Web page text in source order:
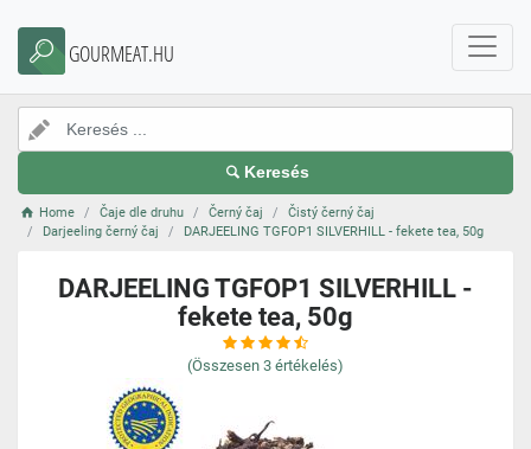
GOURMEAT.HU
Keresés
Home Čaje dle druhu Černý čaj
Čistý černý čaj
Darjeeling černý čaj
DARJEELING TGFOP1 SILVERHILL - fekete tea, 50g
DARJEELING TGFOP1 SILVERHILL -
fekete tea, 50g
(Összesen 3 értékelés)